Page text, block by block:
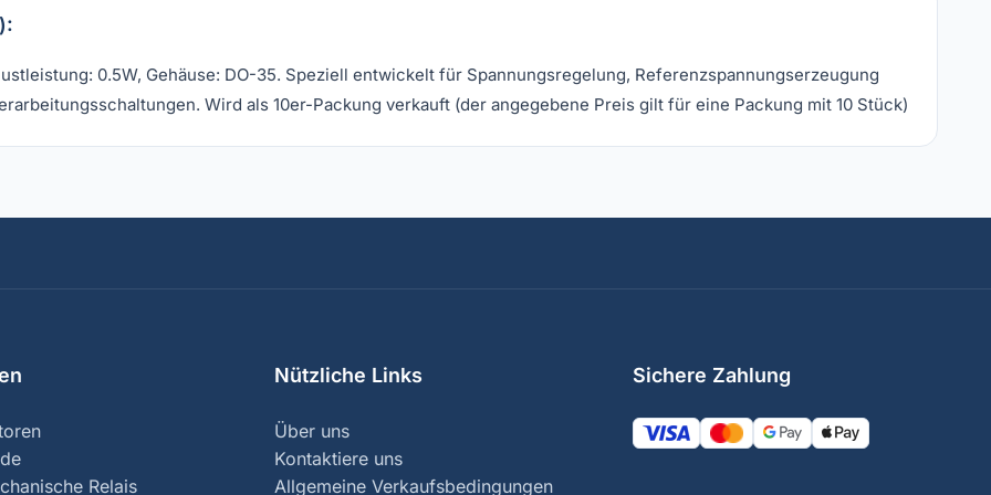
0.5W, Gehäuse: DO-35. Speziell entwickelt für Spannungsregelung, Referenzspannungserzeugung
Wird als 10er-Packung verkauft (der angegebene Preis gilt für eine Packung mit 10 Stück)
Relais
Nützliche Links
Über uns
Kontaktiere uns
Allgemeine Verkaufsbedingungen
Sichere Zahlung